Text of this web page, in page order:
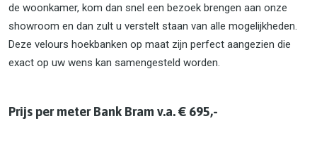
de woonkamer, kom dan snel een bezoek brengen aan onze
showroom en dan zult u verstelt staan van alle mogelijkheden.
Deze velours hoekbanken op maat zijn perfect aangezien die
exact op uw wens kan samengesteld worden.
Prijs per meter Bank Bram v.a. € 695,-